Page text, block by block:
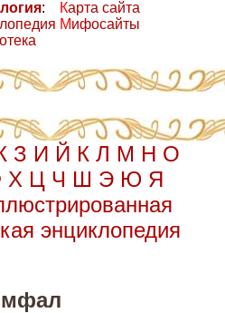
:
Карта сайта
Мифосайты
З И Й К Л М Н О
Х Ц Ч Ш Э Ю Я
энциклопедия